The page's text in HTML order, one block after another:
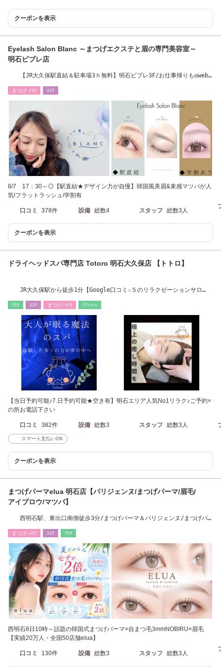
クーポンを表示
Eyelash Salon Blanc ～まつげエクステと眉の専門美容室～
明石ビブレ店
【JR大久保駅直結＆駐車場3ｈ無料】明石ビブレ3F/お仕事帰りも◎web
まつげ･ﾒｲｸ ｴｽﾃ
8/7 17：30～◎【駅直結★デザイン力が自慢】韓国風美眉&束感マツパが人
気!フラットラッシュ/学割有
口コミ 378件 設備 総数4 スタッフ 総数3人
クーポンを表示
ドライヘッドスパ専門店 Totoro 明石大久保店 【トトロ】
JR大久保駅から徒歩1分【Google口コミ☆５のリラクゼーションサロ
ﾘﾗｸ ｴｽﾃ まつげ･ﾒｲｸ ﾘﾌﾚｯｼｭ
【当日予約可能♪7.日予約可能★空き有】明石エリア人気No1リラク♪ご予約×
の所お電話下さい
口コミ 382件 設備 総数3 スタッフ 総数3人
スマート支払いOK
クーポンを表示
まつげパーマelua 明石店【パリジェンヌ/まつげパーマ/眉毛/
アイブロウ/マツパ】
西明石駅、東出口南側徒歩3分/まつげパーマ＆パリジェンヌ/まつげパ
まつげ･ﾒｲｸ ｴｽﾃ ﾘﾗｸ
西明石8日10時～話題の韓国式まつげパーマ×自まつ毛3mmNOBIRU×眉毛
【実績20万人・全国50店舗elua】
口コミ 130件 設備 総数3 スタッフ 総数3人